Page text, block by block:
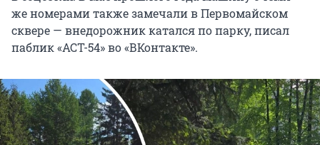
же номерами также замечали в Первомайском
сквере — внедорожник катался по парку, писал
паблик «АСТ-54» во «ВКонтакте».